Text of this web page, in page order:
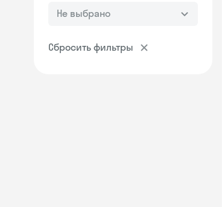
Не выбрано
Сбросить фильтры